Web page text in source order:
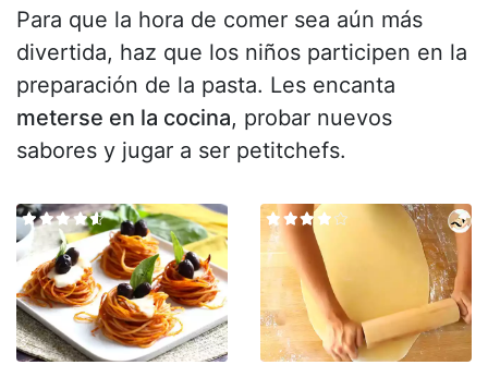
Para que la hora de comer sea aún más
divertida, haz que los niños participen en la
preparación de la pasta. Les encanta
meterse en la cocina, probar nuevos
sabores y jugar a ser petitchefs.